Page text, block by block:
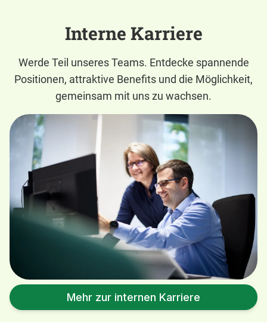
Interne Karriere
Werde Teil unseres Teams. Entdecke spannende
Positionen, attraktive Benefits und die Möglichkeit,
gemeinsam mit uns zu wachsen.
Mehr zur internen Karriere